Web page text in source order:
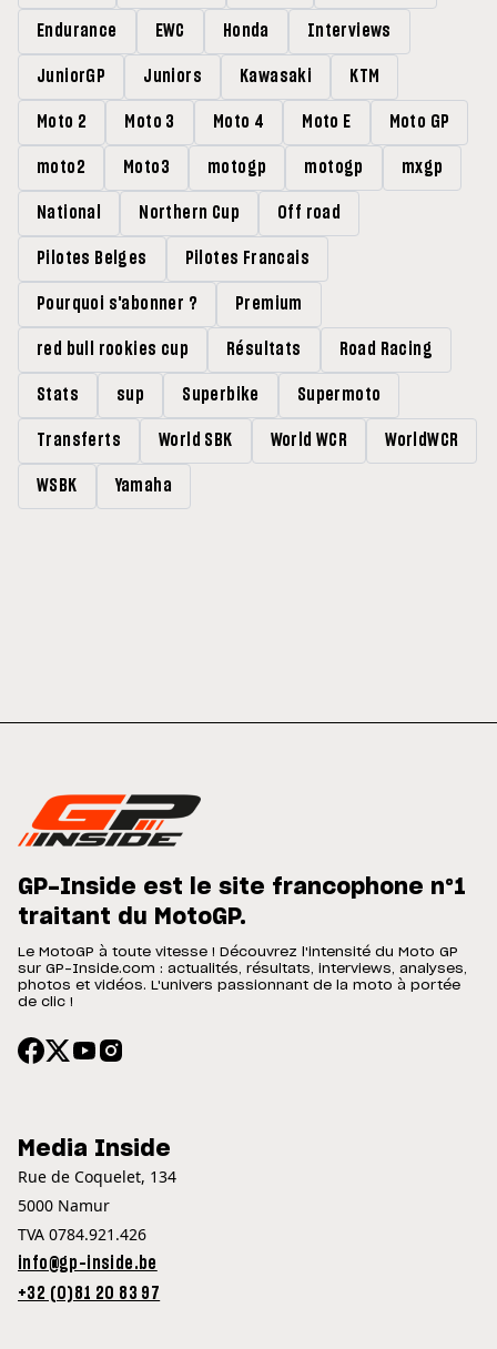
Endurance EWC Honda Interviews
JuniorGP Juniors Kawasaki KTM
Moto 2 Moto 3 Moto 4 Moto E Moto GP
moto2 Moto3 motogp motogp mxgp
National Northern Cup Off road
Pilotes Belges Pilotes Francais
Pourquoi s'abonner ? Premium
red bull rookies cup Résultats Road Racing
Stats sup Superbike Supermoto
Transferts World SBK World WCR WorldWCR
WSBK Yamaha
GP-Inside est le site francophone n°1
traitant du MotoGP.
Le MotoGP à toute vitesse ! Découvrez l'intensité du Moto GP
sur GP-Inside.com : actualités, résultats, interviews, analyses,
photos et vidéos. L'univers passionnant de la moto à portée
de clic !
Media Inside
Rue de Coquelet, 134
5000 Namur
TVA 0784.921.426
info@gp-inside.be
+32 (0)81 20 83 97